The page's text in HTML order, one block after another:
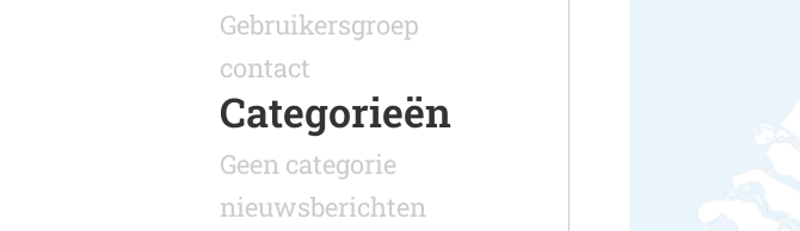
Gebruikersgroep
contact
Categorieën
Geen categorie
nieuwsberichten